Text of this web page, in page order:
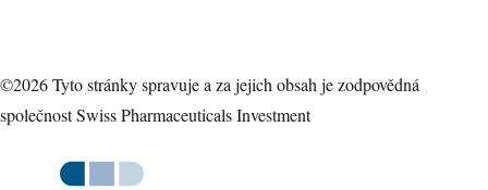
©2026 Tyto stránky spravuje a za jejich obsah je zodpovědná
společnost Swiss Pharmaceuticals Investment